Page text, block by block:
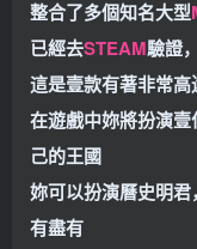
整合了多個知名大型
已經去STEAM驗證
這是壹款有著非常
在遊戲中妳將扮演
己的王國
妳可以扮演曆史明
有盡有